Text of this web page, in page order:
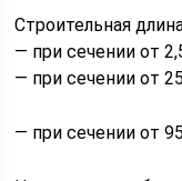
Строительная
— при сечении от
— при сечении от
— при сечении от